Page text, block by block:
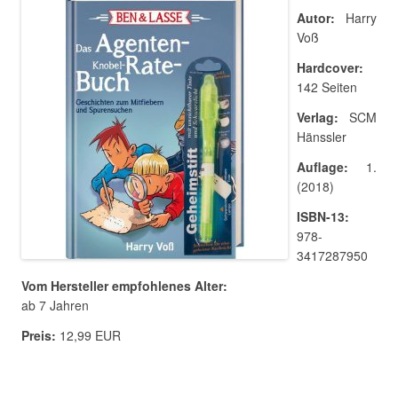
Autor: Harry
Voß
Hardcover:
142 Seiten
Verlag: SCM
Hänssler
Auflage: 1.
(2018)
ISBN-13:
978-
3417287950
Vom Hersteller empfohlenes Alter:
ab 7 Jahren
Preis: 12,99 EUR